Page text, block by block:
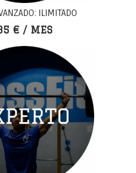
ILIMITADO
€ / MES